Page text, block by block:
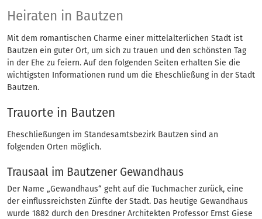
Heirat
Heiraten in Bautzen
Mit dem romantischen Charme einer mittelalterlichen Stadt ist
Bautzen ein guter Ort, um sich zu trauen und den schönsten Tag
in der Ehe zu feiern. Auf den folgenden Seiten erhalten Sie die
wichtigsten Informationen rund um die Eheschließung in der Stadt
Bautzen.
Trauorte in Bautzen
Eheschließungen im Standesamtsbezirk Bautzen sind an
folgenden Orten möglich.
Trausaal im Bautzener Gewandhaus
Der Name „Gewandhaus“ geht auf die Tuchmacher zurück, eine
der einflussreichsten Zünfte der Stadt. Das heutige Gewandhaus
wurde 1882 durch den Dresdner Architekten Professor Ernst Giese